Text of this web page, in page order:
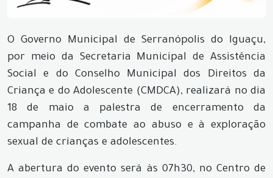
O Governo Municipal de Serranópolis do Iguaçu,
por meio da Secretaria Municipal de Assistência
Social e do Conselho Municipal dos Direitos da
Criança e do Adolescente (CMDCA), realizará no dia
18 de maio a palestra de encerramento da
campanha de combate ao abuso e à exploração
sexual de crianças e adolescentes.
A abertura do evento será às 07h30, no Centro de